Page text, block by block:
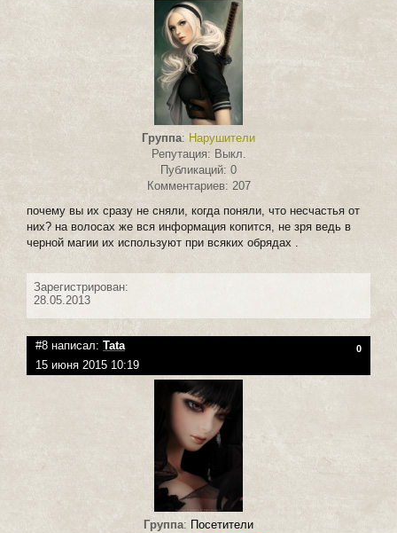
Группа: Нарушители
Репутация: Выкл.
Публикаций: 0
Комментариев: 207
почему вы их сразу не сняли, когда поняли, что несчастья от
них? на волосах же вся информация копится, не зря ведь в
черной магии их используют при всяких обрядах .
Зарегистрирован:
28.05.2013
#8 написал: Tata 0
15 июня 2015 10:19
Группа: Посетители